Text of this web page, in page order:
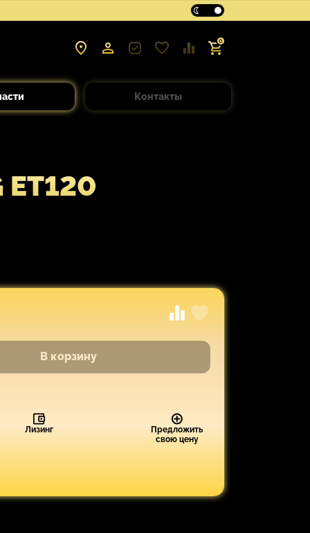
0
Контакты
В корзину
Лизинг
Предложить
свою цену